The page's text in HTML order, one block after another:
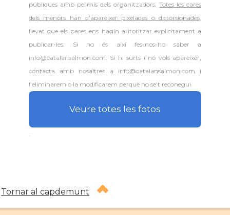
públiques amb permís dels organitzadors.Totes les cares
dels menors han d'aparèixer pixelades o distorsionades,
llevat que els pares ens hagin autoritzar explícitament a
publicar-les. Si no és així fes-nos-ho saber a
info@catalansalmon.com. Si hi surts i no vols aparèixer,
contacta amb nosaltres a info@catalansalmon.com i
l'eliminarem o la modificarem perquè no se't reconegui.
Veure totes les fotos
Tornar al capdemunt